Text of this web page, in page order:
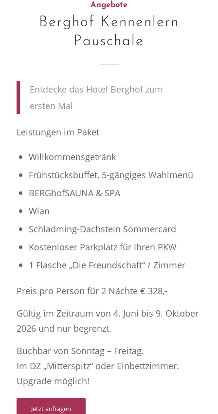
Angebote
Berghof Kennenlern
Pauschale
Entdecke das Hotel Berghof zum
ersten Mal
Leistungen im Paket
Willkommensgetränk
Frühstücksbuffet, 5-gängiges Wahlmenü
BERGhofSAUNA & SPA
Wlan
Schladming-Dachstein Sommercard
Kostenloser Parkplatz für Ihren PKW
1 Flasche „Die Freundschaft“ / Zimmer
Preis pro Person für 2 Nächte € 328,-
Gültig im Zeitraum von 4. Juni bis 9. Oktober
2026 und nur begrenzt.
Buchbar von Sonntag – Freitag.
Im DZ „Mitterspitz“ oder Einbettzimmer.
Upgrade möglich!
Jetzt anfragen